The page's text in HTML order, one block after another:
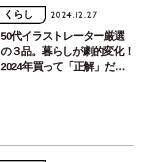
くらし 2024.12.27
50代イラストレーター厳選
の３品。暮らしが劇的変化！
2024年買って「正解」だっ